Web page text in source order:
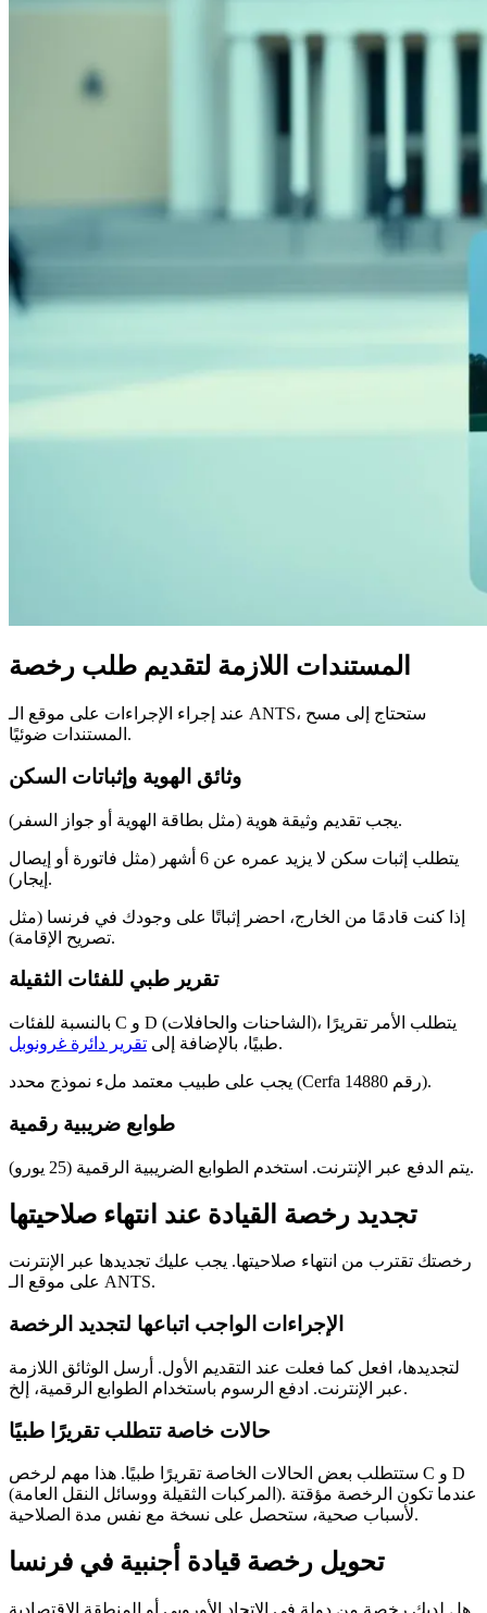
المستندات اللازمة لتقديم طلب رخصة
عند إجراء الإجراءات على موقع الـ ANTS، ستحتاج إلى مسح
المستندات ضوئيًا.
وثائق الهوية وإثباتات السكن
يجب تقديم وثيقة هوية (مثل بطاقة الهوية أو جواز السفر).
يتطلب إثبات سكن لا يزيد عمره عن 6 أشهر (مثل فاتورة أو إيصال
إيجار).
إذا كنت قادمًا من الخارج، احضر إثباتًا على وجودك في فرنسا (مثل
تصريح الإقامة).
تقرير طبي للفئات الثقيلة
بالنسبة للفئات C و D (الشاحنات والحافلات)، يتطلب الأمر تقريرًا
طبيًا، بالإضافة إلى تقرير دائرة غرونوبل .
يجب على طبيب معتمد ملء نموذج محدد (Cerfa رقم 14880).
طوابع ضريبية رقمية
يتم الدفع عبر الإنترنت. استخدم الطوابع الضريبية الرقمية (25 يورو).
تجديد رخصة القيادة عند انتهاء صلاحيتها
رخصتك تقترب من انتهاء صلاحيتها. يجب عليك تجديدها عبر الإنترنت
على موقع الـ ANTS.
الإجراءات الواجب اتباعها لتجديد الرخصة
لتجديدها، افعل كما فعلت عند التقديم الأول. أرسل الوثائق اللازمة
عبر الإنترنت. ادفع الرسوم باستخدام الطوابع الرقمية، إلخ.
حالات خاصة تتطلب تقريرًا طبيًا
ستتطلب بعض الحالات الخاصة تقريرًا طبيًا. هذا مهم لرخص C و D
(المركبات الثقيلة ووسائل النقل العامة). عندما تكون الرخصة مؤقتة
لأسباب صحية، ستحصل على نسخة مع نفس مدة الصلاحية.
تحويل رخصة قيادة أجنبية في فرنسا